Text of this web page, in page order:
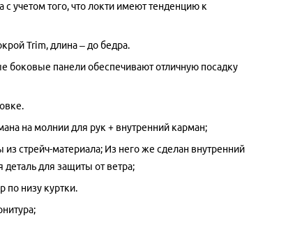
с учетом того, что локти имеют тенденцию к
Trim, длина – до бедра.
боковые панели обеспечивают отличную посадку
на молнии для рук + внутренний карман;
стрейч-материала; Из него же сделан внутренний
деталь для защиты от ветра;
по низу куртки.